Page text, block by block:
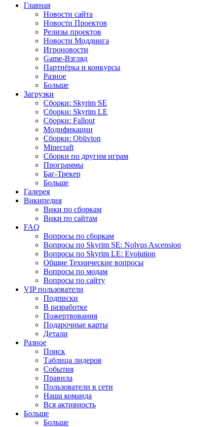
Главная
Новости сайта
Новости Проектов
Релизы проектов
Новости Моддинга
Игроновости
Game-Взгляд
Партнёрка и конкурсы
Разное
Больше
Загрузки
Сборки: Skyrim SE
Сборки: Skyrim LE
Сборки: Fallout
Модификации
Сборки: Oblivion
Minecraft
Сборки по другим играм
Программы
Баг-Трекер
Больше
Галерея
Википедия
Вики по сборкам
Вики по сайтам
FAQ
Вопросы по сборкам
Вопросы по Skyrim SE: Nolvus Ascension
Вопросы по Skyrim LE: Evolution
Общие Технические вопросы
Вопросы по модам
Вопросы по сайту
VIP пользователи
Подписки
В разработке
Пожертвования
Подарочные карты
Детали
Разное
Поиск
Таблица лидеров
События
Правила
Пользователи в сети
Наша команда
Вся активность
Больше
Больше